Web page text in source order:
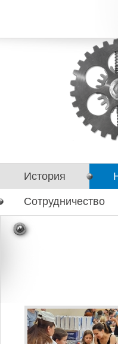
История
Сотрудничество